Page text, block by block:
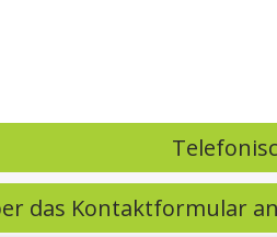
das Kontaktformular